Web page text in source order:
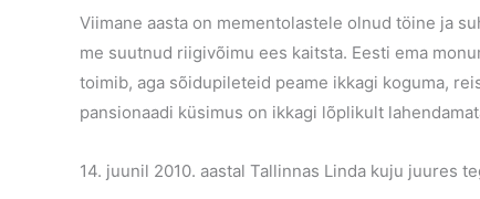
Viimane aasta on mementolastele olnud töine ja
me suutnud riigivõimu ees kaitsta. Eesti ema
toimib, aga sõidupileteid peame ikkagi koguma,
pansionaadi küsimus on ikkagi lõplikult
14. juunil 2010. aastal Tallinnas Linda kuju juures